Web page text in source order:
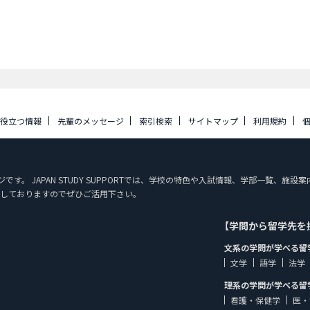
立つ情報 先輩のメッセージ 索引検索 サイトマップ 利用規約
す。 JAPAN STUDY SUPPORTでは、学校の特色や入試情報、学部一覧、施設
ておりますのでぜひご活用下さい。
【学問から留学先
文系の学問が学べる留
文学
語学
法学
理系の学問が学べる留
看護・保健学
医